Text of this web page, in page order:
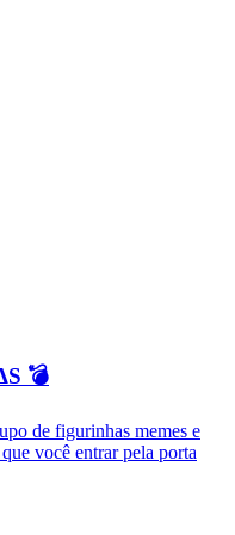
💣
de figurinhas memes e
você entrar pela porta